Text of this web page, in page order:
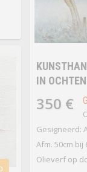
IN
350 €
Gesigneerd:
Afm. 50cm bij
Olieverf op